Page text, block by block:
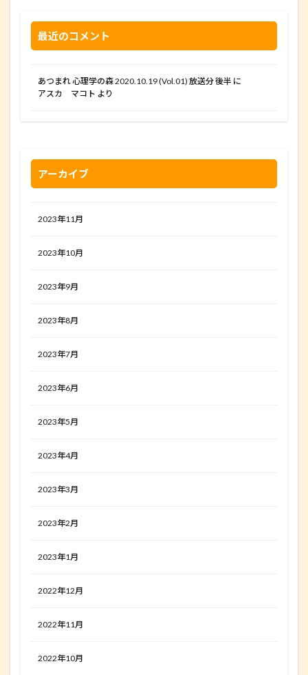
最近のコメント
あつまれ 心理学の森 2020.10.19 (Vol.01) 放送分 後半 に
アスカ マコト より
アーカイブ
2023年11月
2023年10月
2023年9月
2023年8月
2023年7月
2023年6月
2023年5月
2023年4月
2023年3月
2023年2月
2023年1月
2022年12月
2022年11月
2022年10月